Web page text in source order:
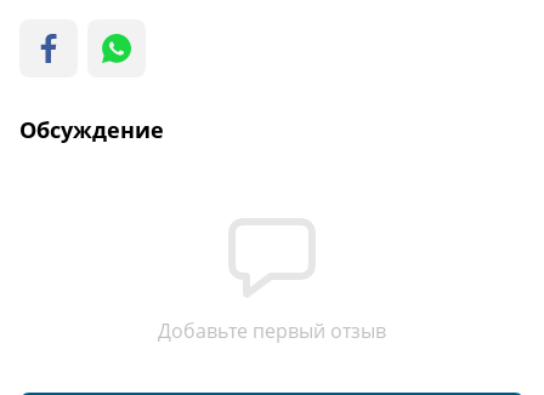
Обсуждение
Добавьте первый отзыв